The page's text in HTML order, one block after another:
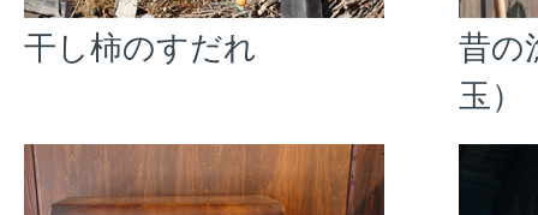
干し柿のすだれ
昔の
玉）